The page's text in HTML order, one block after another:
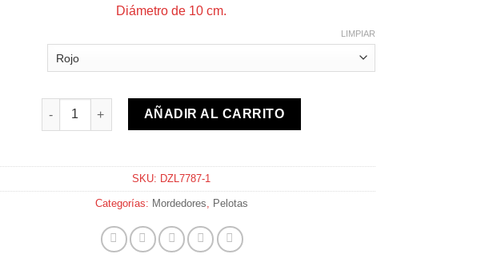
Diámetro de 10 cm.
LIMPIAR
Pelota de rejilla cantidadAÑADIR AL CARRITO
SKU: DZL7787-1
Categorías: Mordedores, Pelotas